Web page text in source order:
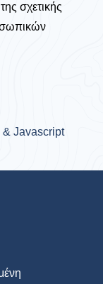
σχετικής
& Javascript